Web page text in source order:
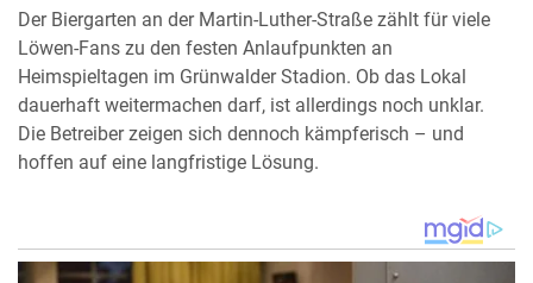
Der Biergarten an der Martin-Luther-Straße zählt für viele
Löwen-Fans zu den festen Anlaufpunkten an
Heimspieltagen im Grünwalder Stadion. Ob das Lokal
dauerhaft weitermachen darf, ist allerdings noch unklar.
Die Betreiber zeigen sich dennoch kämpferisch – und
hoffen auf eine langfristige Lösung.